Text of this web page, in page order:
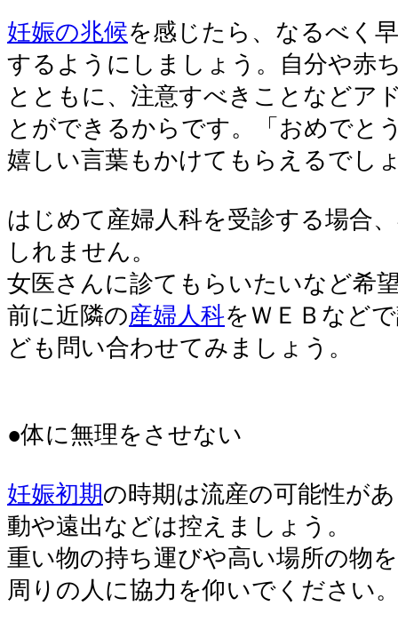
妊娠の兆候を感じたら、なるべく
するようにしましょう。自分や赤
とともに、注意すべきことなどア
とができるからです。「おめでと
嬉しい言葉もかけてもらえるでし
はじめて産婦人科を受診する場合
しれません。
女医さんに診てもらいたいなど希
前に近隣の産婦人科をＷＥＢなど
ども問い合わせてみましょう。
●体に無理をさせない
妊娠初期の時期は流産の可能性が
動や遠出などは控えましょう。
重い物の持ち運びや高い場所の物
周りの人に協力を仰いでください